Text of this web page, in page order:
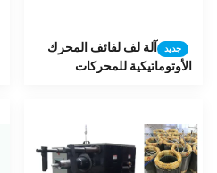
جديد
آلة لف لفائف المحرك
الأوتوماتيكية للمحركات